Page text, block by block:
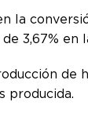
la
3,67%
de
producida.